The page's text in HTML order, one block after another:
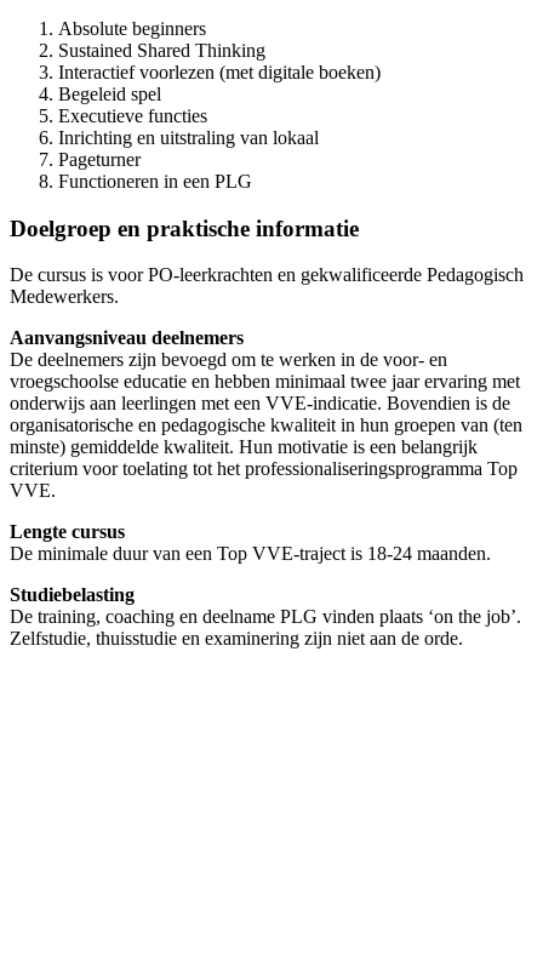
Absolute beginners
Sustained Shared Thinking
Interactief voorlezen (met digitale boeken)
Begeleid spel
Executieve functies
Inrichting en uitstraling van lokaal
Pageturner
Functioneren in een PLG
​Doelgroep en praktische informatie
De cursus is voor PO-leerkrachten en gekwalificeerde Pedagogisch
Medewerkers.
​Aanvangsniveau deelnemers
De deelnemers zijn bevoegd om te werken in de voor- en
vroegschoolse educatie en hebben minimaal twee jaar ervaring met
onderwijs aan leerlingen met een VVE-indicatie. Bovendien is de
organisatorische en pedagogische kwaliteit in hun groepen van (ten
minste) gemiddelde kwaliteit. Hun motivatie is een belangrijk
criterium voor toelating tot het professionaliseringsprogramma Top
VVE.
Lengte cursus
De minimale duur van een Top VVE-traject is 18-24 maanden.
​Studiebelasting
De training, coaching en deelname PLG vinden plaats ‘on the job’.
Zelfstudie, thuisstudie en examinering zijn niet aan de orde.